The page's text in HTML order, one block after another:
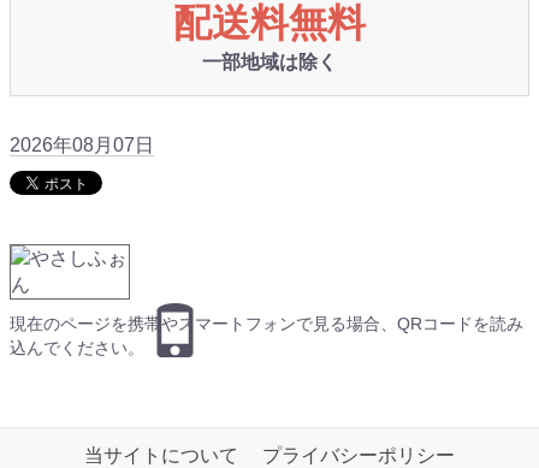
配送料無料
一部地域は除く
2026年08月07日
現在のページを携帯やスマートフォンで見る場合、QRコードを読み
込んでください。
当サイトについて プライバシーポリシー